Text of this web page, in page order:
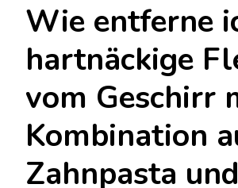
Wie entferne
hartnäckige
vom Geschirr
Kombination
Zahnpasta und